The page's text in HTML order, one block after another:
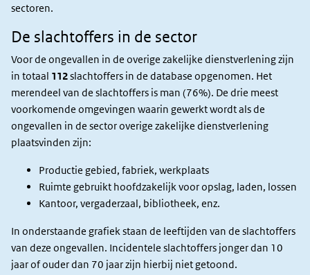
sectoren.
De slachtoffers in de sector
Voor de ongevallen in de overige zakelijke dienstverlening zijn
in totaal 112slachtoffers in de database opgenomen. Het
merendeel van de slachtoffers is man (76%). De drie meest
voorkomende omgevingen waarin gewerkt wordt als de
ongevallen in de sector overige zakelijke dienstverlening
plaatsvinden zijn:
Productie gebied, fabriek, werkplaats
Ruimte gebruikt hoofdzakelijk voor opslag, laden, lossen
Kantoor, vergaderzaal, bibliotheek, enz.
In onderstaande grafiek staan de leeftijden van de slachtoffers
van deze ongevallen. Incidentele slachtoffers jonger dan 10
jaar of ouder dan 70 jaar zijn hierbij niet getoond.